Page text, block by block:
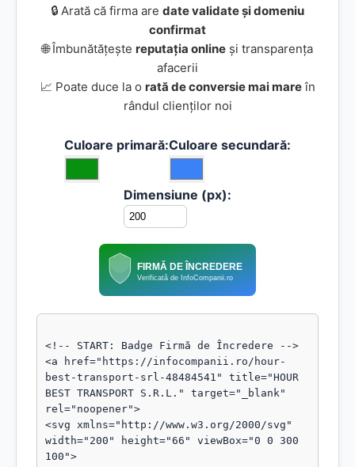
🔒 Arată că firma are date validate și domeniu
confirmat
🌐 Îmbunătățește reputația online și transparența
afacerii
📈 Poate duce la o rată de conversie mai mareîn
rândul clienților noi
Culoare primară:Culoare secundară:
Dimensiune (px):
FIRMĂ DE ÎNCREDERE
Verificată de InfoCompanii.ro
<!-- START: Badge Firmă de Încredere -->
<a href="https://infocompanii.ro/hour-
best-transport-srl-48484541" title="HOUR
BEST TRANSPORT S.R.L." target="_blank"
rel="noopener">
<svg xmlns="http://www.w3.org/2000/svg"
width="200" height="66" viewBox="0 0 300
100">